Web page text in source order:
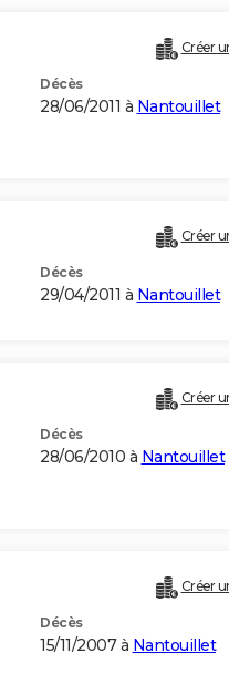
Créer
Décès
28/06/2011 à Nantouillet
Créer
Décès
29/04/2011 à Nantouillet
Créer
Décès
28/06/2010 à Nantouillet
Créer
Décès
15/11/2007 à Nantouillet